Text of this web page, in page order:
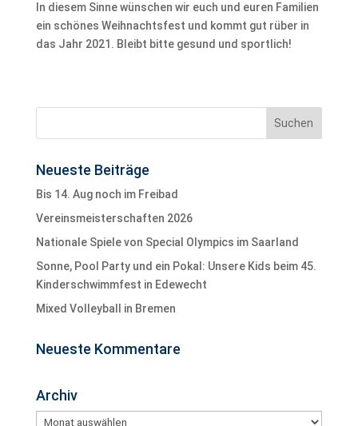
In diesem Sinne wünschen wir euch und euren Familien
ein schönes Weihnachtsfest und kommt gut rüber in
das Jahr 2021. Bleibt bitte gesund und sportlich!
Neueste Beiträge
Bis 14. Aug noch im Freibad
Vereinsmeisterschaften 2026
Nationale Spiele von Special Olympics im Saarland
Sonne, Pool Party und ein Pokal: Unsere Kids beim 45.
Kinderschwimmfest in Edewecht
Mixed Volleyball in Bremen
Neueste Kommentare
Archiv
Archiv